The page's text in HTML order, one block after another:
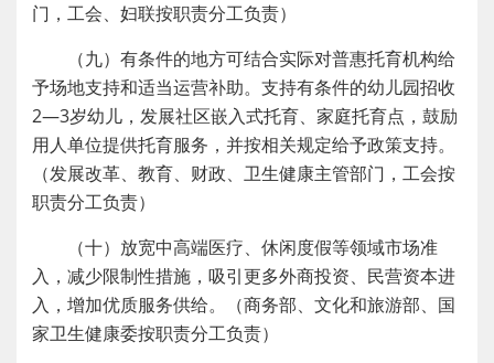
门，工会、妇联按职责分工负责）
（九）有条件的地方可结合实际对普惠托育机构给
予场地支持和适当运营补助。支持有条件的幼儿园招收
2—3岁幼儿，发展社区嵌入式托育、家庭托育点，鼓励
用人单位提供托育服务，并按相关规定给予政策支持。
（发展改革、教育、财政、卫生健康主管部门，工会按
职责分工负责）
（十）放宽中高端医疗、休闲度假等领域市场准
入，减少限制性措施，吸引更多外商投资、民营资本进
入，增加优质服务供给。（商务部、文化和旅游部、国
家卫生健康委按职责分工负责）